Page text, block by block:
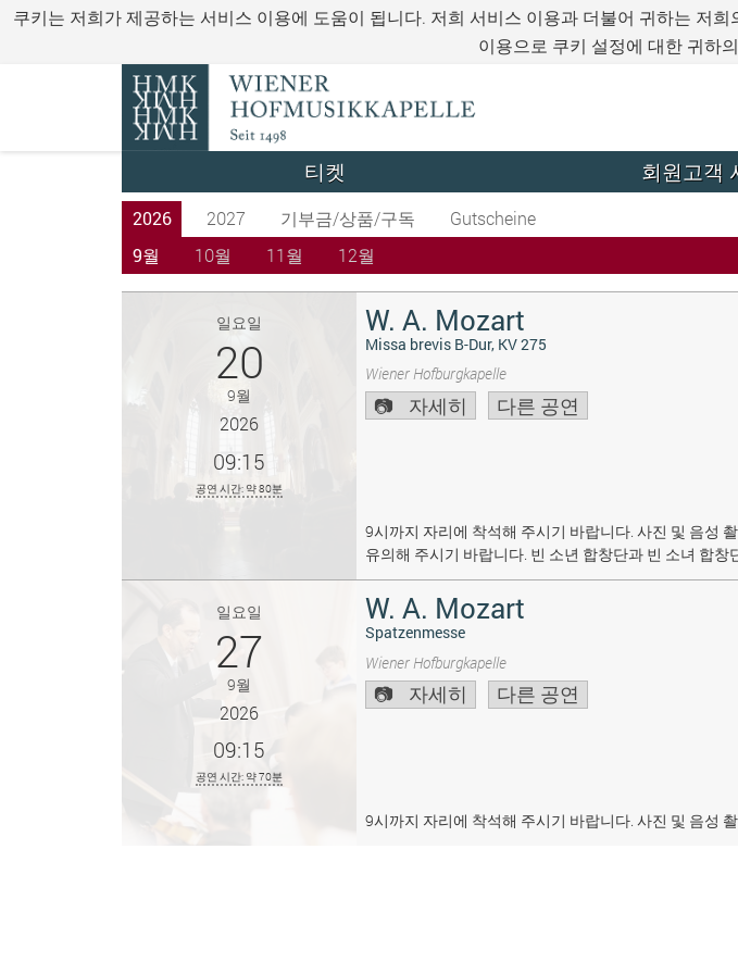
쿠키는 저희가 제공하는 서비스 이용에 도움이 됩니다. 저희 서비스 이용과 더불어 귀하는 저
이용으로 쿠키 설정에 대한 귀하
티켓 회원고객
2026 2027 기부금/상품/구독
Gutscheine
9월
10월 11월 12월
일요일
20
9월
2026
09:15
공연 시간: 약 80분
W. A. Mozart
Missa brevis B-Dur, KV 275
Wiener Hofburgkapelle
자세히 다른 공연
9시까지 자리에 착석해 주시기 바랍니다. 사진 및 음성
유의해 주시기 바랍니다. 빈 소년 합창단과 빈 소녀 합
일요일
27
9월
2026
09:15
공연 시간: 약 70분
W. A. Mozart
Spatzenmesse
Wiener Hofburgkapelle
자세히 다른 공연
9시까지 자리에 착석해 주시기 바랍니다. 사진 및 음성